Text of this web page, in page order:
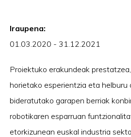
Iraupena:
01.03.2020 - 31.12.2021
Proiektuko erakundeak
horietako esperientzia eta helburu
bideratutako garapen berriak
robotikaren esparruan
etorkizunean euskal industria